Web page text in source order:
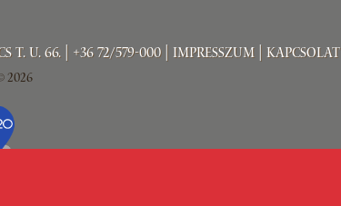
66. | +36 72/579-000 | Impresszum Kapcsolat